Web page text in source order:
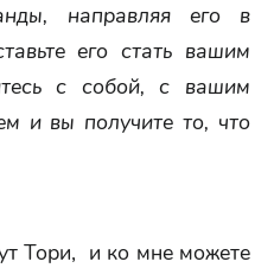
направляя его в
его стать вашим
с собой, с вашим
и вы получите то, что
Тори, и ко мне можете